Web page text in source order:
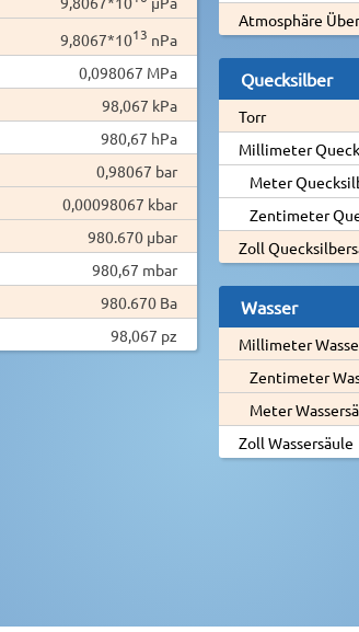
9,8067*1013 nPa
0,098067 MPa
98,067 kPa
980,67 hPa
0,98067 bar
0,00098067 kbar
980.670 µbar
980,67 mbar
980.670 Ba
98,067 pz
Atmosphäre
Quecksilber
Torr
Millimeter
Meter
Zentimeter
Zoll
Wasser
Millimeter
Zentimeter
Meter
Zoll Wassersäule